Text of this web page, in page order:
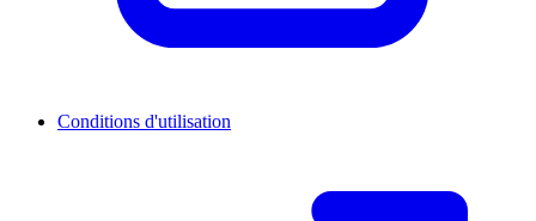
Conditions d'utilisation